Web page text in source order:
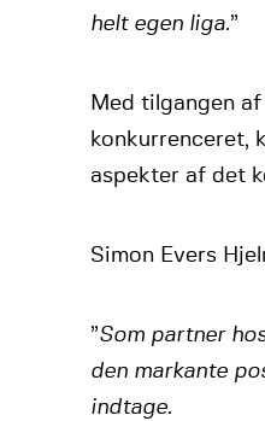
helt egen liga.”
Med tilgangen
konkurrenceret,
aspekter af det
Simon Evers
”Som partner
den markante
indtage.